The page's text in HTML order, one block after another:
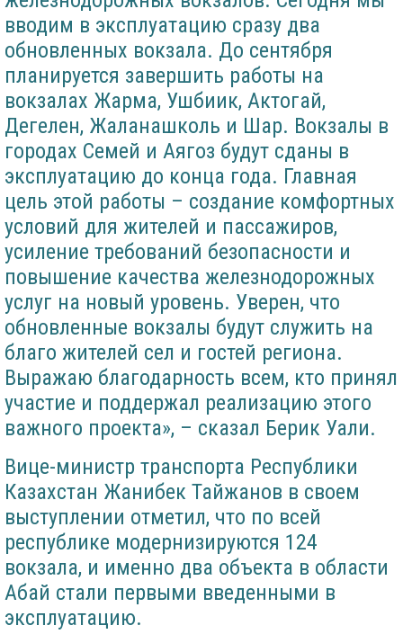
вводим в эксплуатацию сразу два
обновленных вокзала. До сентября
планируется завершить работы на
вокзалах Жарма, Ушбиик, Актогай,
Дегелен, Жаланашколь и Шар. Вокзалы в
городах Семей и Аягоз будут сданы в
эксплуатацию до конца года. Главная
цель этой работы – создание комфортных
условий для жителей и пассажиров,
усиление требований безопасности и
повышение качества железнодорожных
услуг на новый уровень. Уверен, что
обновленные вокзалы будут служить на
благо жителей сел и гостей региона.
Выражаю благодарность всем, кто принял
участие и поддержал реализацию этого
важного проекта», – сказал Берик Уали.
Вице-министр транспорта Республики
Казахстан Жанибек Тайжанов в своем
выступлении отметил, что по всей
республике модернизируются 124
вокзала, и именно два объекта в области
Абай стали первыми введенными в
эксплуатацию.